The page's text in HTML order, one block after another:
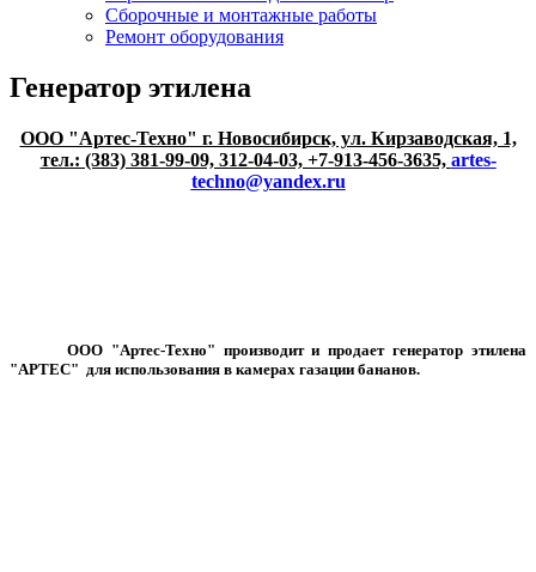
Сборочные и монтажные работы
Ремонт оборудования
Генератор этилена
ООО "Артес-Техно" г. Новосибирск, ул. Кирзаводская, 1,
тел.: (383) 381-99-09, 312-04-03, +7-913-456-3635, artes-
techno@yandex.ru
ООО "Артес-Техно" производит и продает генератор этилена
"АРТЕС" для использования в камерах газации бананов.